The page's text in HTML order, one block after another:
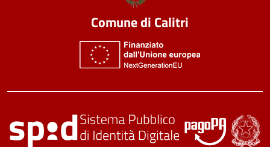
Comune di Calitri